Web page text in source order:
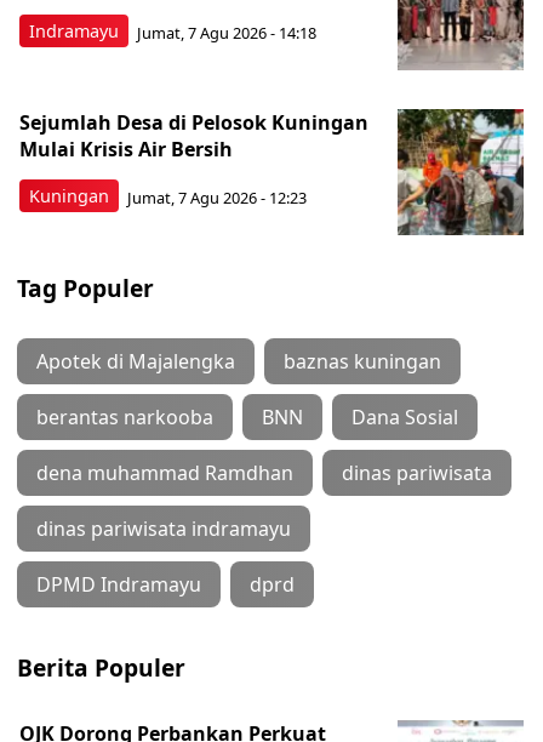
Indramayu Jumat, 7 Agu 2026 - 14:18
Kuningan
Sejumlah Desa di Pelosok Kuningan
Mulai Krisis Air Bersih
Jumat, 7 Agu 2026 - 12:23
Tag Populer
Apotek di Majalengka baznas kuningan
berantas narkooba BNN Dana Sosial
dena muhammad Ramdhan dinas pariwisata
dinas pariwisata indramayu
DPMD Indramayu dprd
Berita Populer
OJK Dorong Perbankan Perkuat